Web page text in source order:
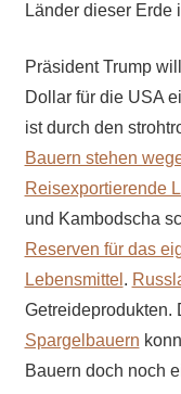
Länder dieser Erde
Präsident Trump will
Dollar für die USA
ist durch den
Bauern stehen
Reisexportierende
und Kambodscha
Reserven für das
Lebensmittel .
Getreideprodukten.
Spargelbauern
Bauern doch noch